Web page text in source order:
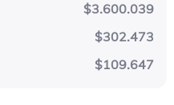
$3.600.039
$302.473
$109.647